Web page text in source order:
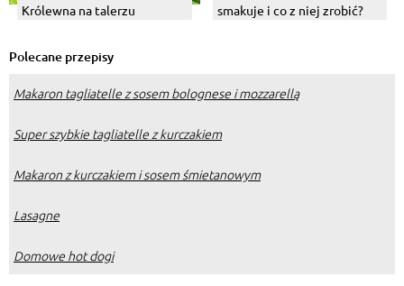
Królewna na talerzu
smakuje i co z niej zrobić?
Polecane przepisy
Makaron tagliatelle z sosem bolognese i mozzarellą
Super szybkie tagliatelle z kurczakiem
Makaron z kurczakiem i sosem śmietanowym
Lasagne
Domowe hot dogi